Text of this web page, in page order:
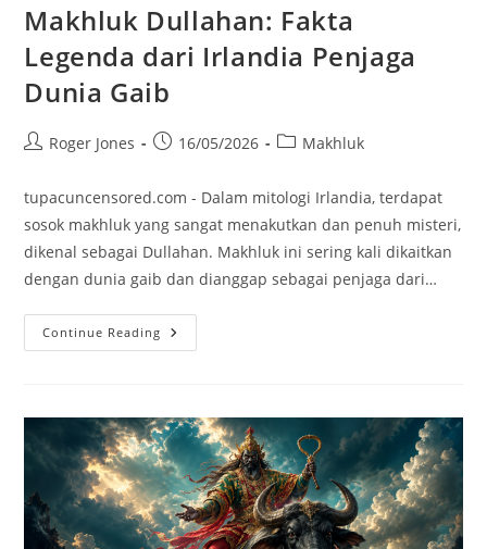
Makhluk Dullahan: Fakta
Legenda dari Irlandia Penjaga
Dunia Gaib
PostRoger Jones
Post16/05/2026
PostMakhluk
tupacuncensored.com - Dalam mitologi Irlandia, terdapat
sosok makhluk yang sangat menakutkan dan penuh misteri,
dikenal sebagai Dullahan. Makhluk ini sering kali dikaitkan
dengan dunia gaib dan dianggap sebagai penjaga dari…
Continue Reading Makhluk
Dullahan:
Penjaga
Dunia
Gaib